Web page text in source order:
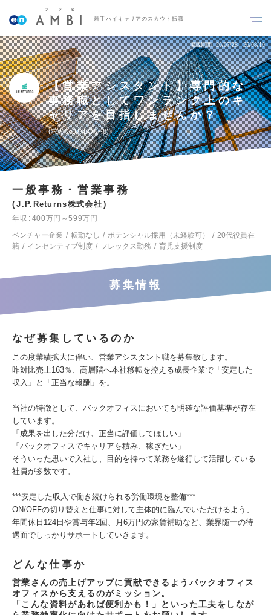
若手ハイキャリアのスカウト転職
掲載期間 26/07/28～26/08/10
【営業アシスタント】専門的な
事務職としてワンランク上のキ
ャリアを目指しませんか？
求人No.UKBON--8
一般事務・営業事務
J.P.Returns株式会社
年収
400万円～599万円
ベンチャー企業
転勤なし ポテンシャル採用（未経験可）
20代役員在
籍
インセンティブ制度 フレックス勤務 育児支援制度
募集情報
なぜ募集しているのか
この度業績拡大に伴い、営業アシスタント職を募集致します。
昨対比売上163％、高層階へ本社移転を控える成長企業で「安定した
収入」と「正当な報酬」を。
当社の特徴として、バックオフィスにおいても明確な評価基準が存在
しています。
「成果を出した分だけ、正当に評価してほしい」
「バックオフィスでキャリアを積み、稼ぎたい」
そういった思いで入社し、目的を持って業務を遂行して活躍している
社員が多数です。
***安定した収入で働き続けられる労働環境を整備***
ON/OFFの切り替えと仕事に対して主体的に臨んでいただけるよう、
年間休日124日や賞与年2回、月6万円の家賃補助など、業界随一の待
遇面でしっかりサポートしていきます。
どんな仕事か
営業さんの売上げアップに貢献できるようバックオフィス
オフィスから支えるのがミッション。
「こんな資料があれば便利かも！」といった工夫をしなが